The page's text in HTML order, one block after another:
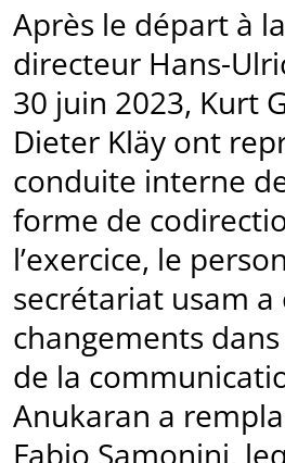
Après le départ à
directeur Hans-
30 juin 2023, Kurt
Dieter Kläy ont
conduite interne
forme de
l’exercice, le
secrétariat usam
changements
de la
Anukaran a
Fabio Samonini,